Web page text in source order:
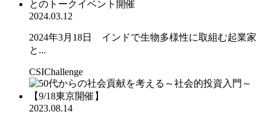
2024.03.12
2024年3月18日 インドで生物多様性に取組む起業家
と...
CSIChallenge
2023.08.14